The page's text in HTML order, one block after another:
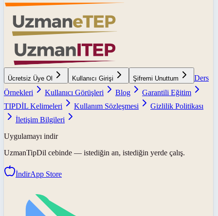
Ücretsiz Üye Ol Kullanıcı Girişi Şifremi Unuttum
Ders
Örnekleri
Kullanıcı Görüşleri Blog
Garantili Eğitim
TIPDİL Kelimeleri
Kullanım Sözleşmesi
Gizlilik Politikası
İletişim Bilgileri
Uygulamayı indir
UzmanTipDil cebinde — istediğin an, istediğin yerde çalış.
İndirApp Store